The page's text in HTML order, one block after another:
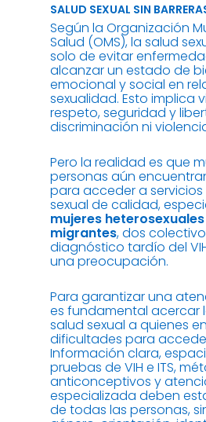
SALUD SEXUAL SIN
Según la Organización
Salud (OMS), la salud
solo de evitar
alcanzar un estado de
emocional y social en
sexualidad. Esto implica
respeto, seguridad y
discriminación ni
Pero la realidad es que
personas aún
para acceder a servicios
sexual de calidad,
mujeres
migrantes, dos
diagnóstico tardío del
una preocupación.
Para garantizar una
es fundamental acercar
salud sexual a quienes
dificultades para
Información clara,
pruebas de VIH e ITS,
anticonceptivos y
especializada deben
de todas las personas,